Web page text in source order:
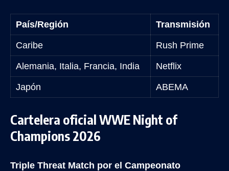
País/Región Transmisión
Caribe Rush Prime
Alemania, Italia, Francia, India Netflix
Japón ABEMA
Cartelera oficial WWE Night of
Champions 2026
Triple Threat Match por el Campeonato